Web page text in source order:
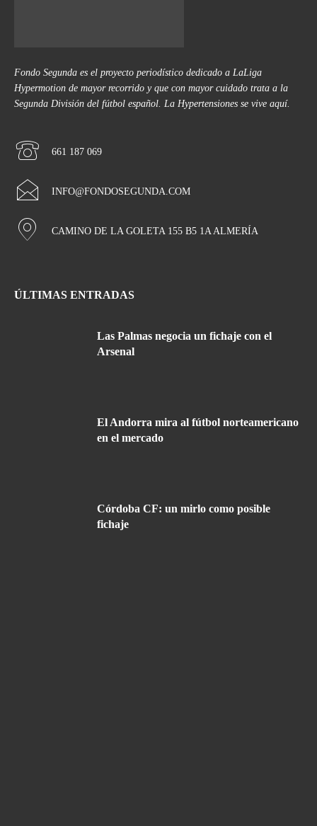
Fondo Segunda es el proyecto periodístico dedicado a LaLiga
Hypermotion de mayor recorrido y que con mayor cuidado trata a la
Segunda División del fútbol español. La Hypertensiones se vive aquí.
661 187 069
INFO@FONDOSEGUNDA.COM
CAMINO DE LA GOLETA 155 B5 1A ALMERÍA
ÚLTIMAS ENTRADAS
Las Palmas negocia un fichaje con el
Arsenal
El Andorra mira al fútbol norteamericano
en el mercado
Córdoba CF: un mirlo como posible
fichaje